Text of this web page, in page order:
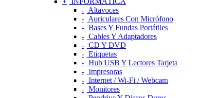
Altavoces
Auriculares Con Micrófono
Bases Y Fundas Portátiles
Cables Y Adaptadores
CD Y DVD
Etiquetas
Hub USB Y Lectores Tarjeta
Impresoras
Internet / Wi-Fi / Webcam
Monitores